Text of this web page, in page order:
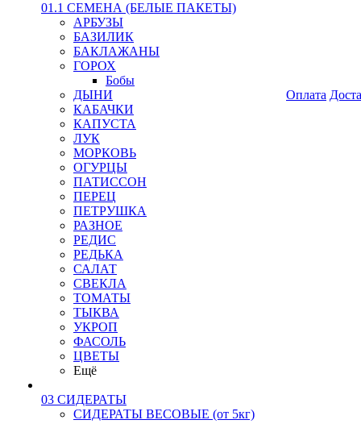
01.1 СЕМЕНА (БЕЛЫЕ ПАКЕТЫ)
АРБУЗЫ
БАЗИЛИК
БАКЛАЖАНЫ
ГОРОХ
Бобы
ДЫНИ
КАБАЧКИ
КАПУСТА
ЛУК
МОРКОВЬ
ОГУРЦЫ
ПАТИССОН
ПЕРЕЦ
ПЕТРУШКА
РАЗНОЕ
РЕДИС
РЕДЬКА
САЛАТ
СВЕКЛА
ТОМАТЫ
ТЫКВА
УКРОП
ФАСОЛЬ
ЦВЕТЫ
Ещё
03 СИДЕРАТЫ
СИДЕРАТЫ ВЕСОВЫЕ (от 5кг)
Оплата